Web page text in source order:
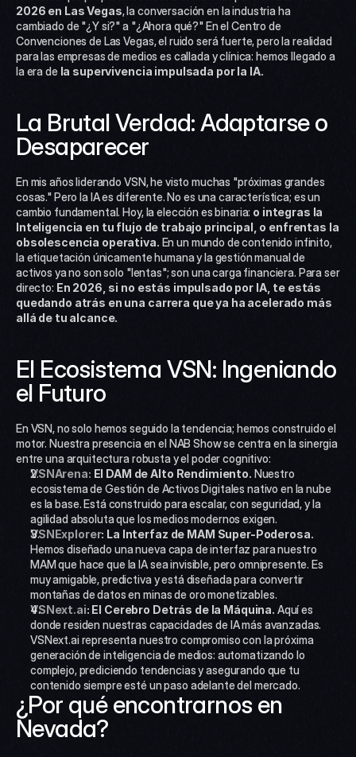
2026 en Las Vegas, la conversación en la industria ha
cambiado de "¿Y si?" a "¿Ahora qué?" En el Centro de
Convenciones de Las Vegas, el ruido será fuerte, pero la realidad
para las empresas de medios es callada y clínica: hemos llegado a
la era de la supervivencia impulsada por la IA.
La Brutal Verdad: Adaptarse o
Desaparecer
En mis años liderando VSN, he visto muchas "próximas grandes
cosas." Pero la IA es diferente. No es una característica; es un
cambio fundamental. Hoy, la elección es binaria: o integras la
Inteligencia en tu flujo de trabajo principal, o enfrentas la
obsolescencia operativa. En un mundo de contenido infinito,
la etiquetación únicamente humana y la gestión manual de
activos ya no son solo "lentas"; son una carga financiera. Para ser
directo: En 2026, si no estás impulsado por IA, te estás
quedando atrás en una carrera que ya ha acelerado más
allá de tu alcance.
El Ecosistema VSN: Ingeniando
el Futuro
En VSN, no solo hemos seguido la tendencia; hemos construido el
motor. Nuestra presencia en el NAB Show se centra en la sinergia
entre una arquitectura robusta y el poder cognitivo:
VSNArena: El DAM de Alto Rendimiento. Nuestro
ecosistema de Gestión de Activos Digitales nativo en la nube
es la base. Está construido para escalar, con seguridad, y la
agilidad absoluta que los medios modernos exigen.
VSNExplorer: La Interfaz de MAM Super-Poderosa.
Hemos diseñado una nueva capa de interfaz para nuestro
MAM que hace que la IA sea invisible, pero omnipresente. Es
muy amigable, predictiva y está diseñada para convertir
montañas de datos en minas de oro monetizables.
VSNext.ai: El Cerebro Detrás de la Máquina. Aquí es
donde residen nuestras capacidades de IA más avanzadas.
VSNext.ai representa nuestro compromiso con la próxima
generación de inteligencia de medios: automatizando lo
complejo, prediciendo tendencias y asegurando que tu
contenido siempre esté un paso adelante del mercado.
¿Por qué encontrarnos en
Nevada?